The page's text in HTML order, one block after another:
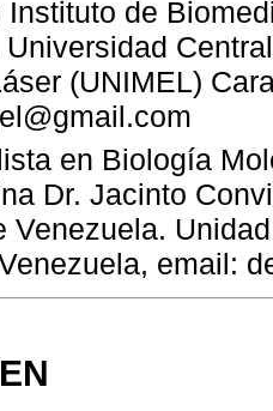
Instituto de
(UNIMEL)
en Biología
Dr. Jacinto
Venezuela.
email: